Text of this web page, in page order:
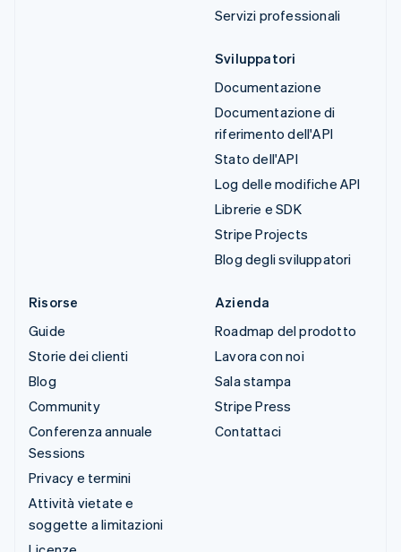
Servizi professionali
Sviluppatori
Documentazione
Documentazione di
riferimento dell'API
Stato dell'API
Log delle modifiche API
Librerie e SDK
Stripe Projects
Blog degli sviluppatori
Risorse
Guide
Storie dei clienti
Blog
Community
Conferenza annuale
Sessions
Privacy e termini
Attività vietate e
soggette a limitazioni
Azienda
Roadmap del prodotto
Lavora con noi
Sala stampa
Stripe Press
Contattaci